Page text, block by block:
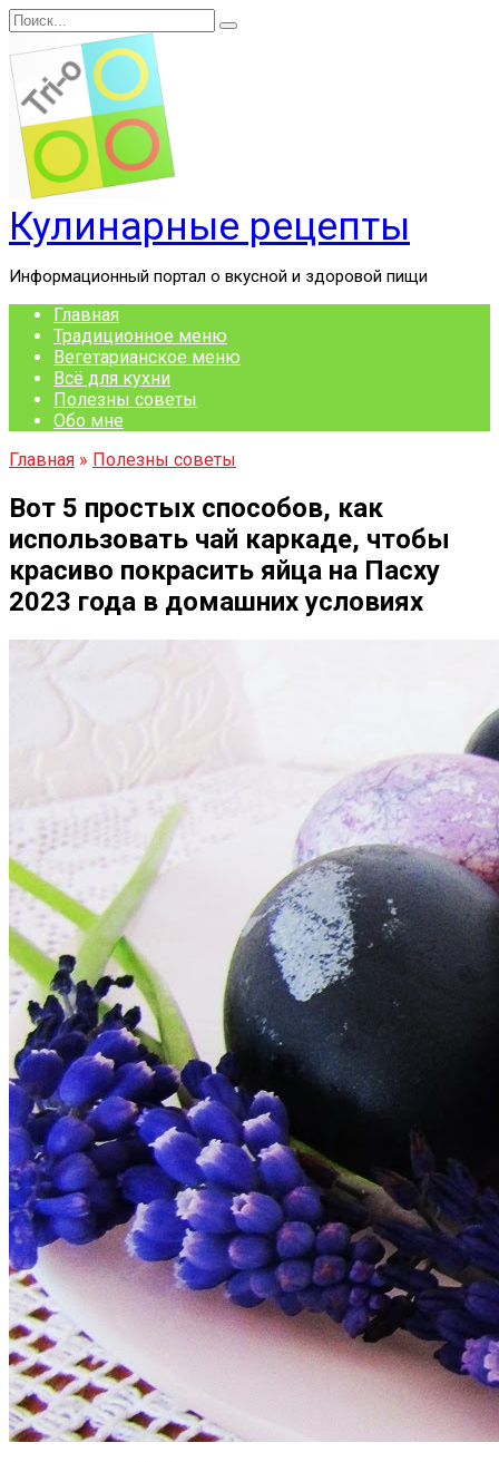
Перейти
к
содержанию
Search
for:
Кулинарные рецепты
Информационный портал о вкусной и здоровой пищи
Главная
Традиционное меню
Вегетарианское меню
Всё для кухни
Полезны советы
Обо мне
Главная » Полезны советы
Вот 5 простых способов, как
использовать чай каркаде, чтобы
красиво покрасить яйца на Пасху
2023 года в домашних условиях